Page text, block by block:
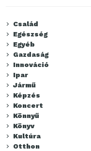
Család
Egészség
Egyéb
Gazdaság
Innováció
Ipar
Jármű
Képzés
Koncert
Könnyű
Könyv
Kultúra
Otthon